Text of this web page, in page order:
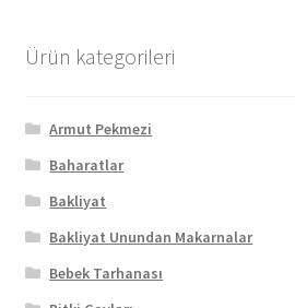
Ürün kategorileri
Armut Pekmezi
Baharatlar
Bakliyat
Bakliyat Unundan Makarnalar
Bebek Tarhanası